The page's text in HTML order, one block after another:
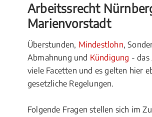
Arbeitssrecht
Marienvorstadt
Überstunden, Mindestlohn,
Abmahnung und Kündigung -
viele Facetten und es gelten hier
gesetzliche Regelungen.
Folgende Fragen stellen sich im